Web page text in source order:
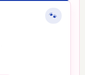
🐾